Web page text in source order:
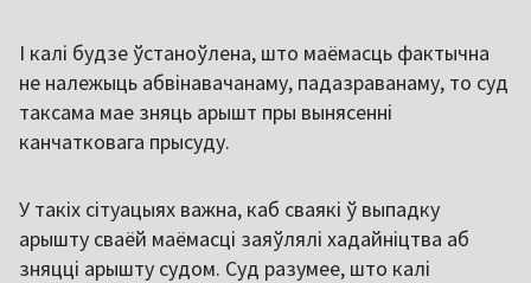
І калі будзе ўстаноўлена, што маёмасць фактычна
не належыць абвінавачанаму, падазраванаму, то суд
таксама мае зняць арышт пры вынясенні
канчатковага прысуду.
У такіх сітуацыях важна, каб сваякі ў выпадку
арышту сваёй маёмасці заяўлялі хадайніцтва аб
зняцці арышту судом. Суд разумее, што калі